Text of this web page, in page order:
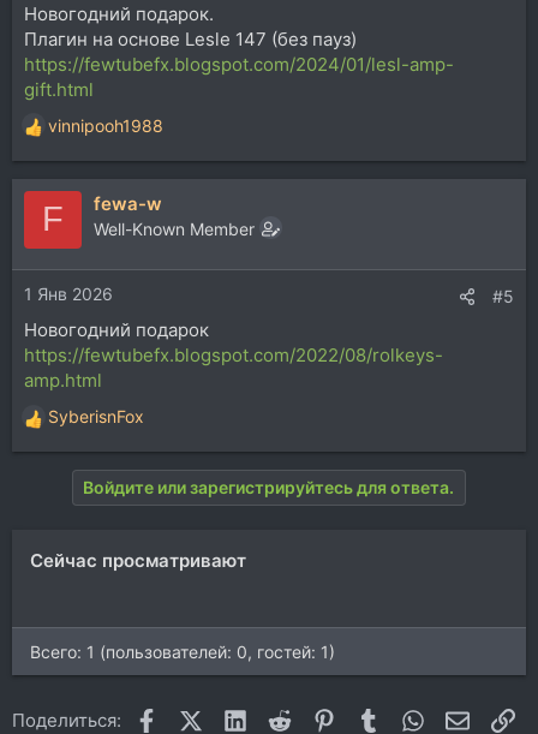
Новогодний подарок.
Плагин на основе Lesle 147 (без пауз)
https://fewtubefx.blogspot.com/2024/01/lesl-amp-
gift.html
Р
е
а
и
и
:
vinnipooh1988
F fewa-w
Well-Known Member
1 Янв 2026 #5
Новогодний подарок
https://fewtubefx.blogspot.com/2022/08/rolkeys-
amp.html
Р
е
и
SyberisnFox
Войдите или зарегистрируйтесь для ответа.
Сейчас просматривают
Всего: 1 (пользователей: 0, гостей: 1)
Поделиться: FacebookX (Twitter)
LinkedIn
Reddit Pinterest
Tumblr WhatsApp